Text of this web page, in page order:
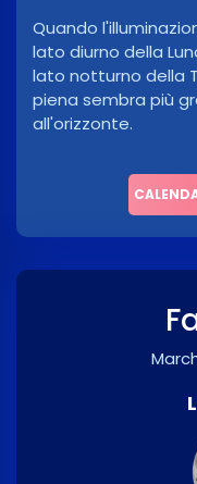
Quando
lato diurno della
lato notturno della
piena sembra più
all'orizzonte.